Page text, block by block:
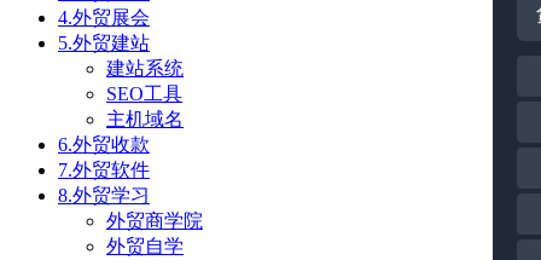
4.外贸展会
5.外贸建站
建站系统
SEO工具
主机域名
6.外贸收款
7.外贸软件
8.外贸学习
外贸商学院
外贸自学